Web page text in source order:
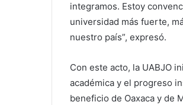
integramos. Estoy
universidad más fuerte,
nuestro país”, expresó.
Con este acto, la UABJO
académica y el progreso
beneficio de Oaxaca y de